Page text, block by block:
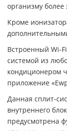
организму
Кроме
Встроенный Wi-
системой из
кондиционером
приложение
Данная сплит-
внутреннего
предусмотрена